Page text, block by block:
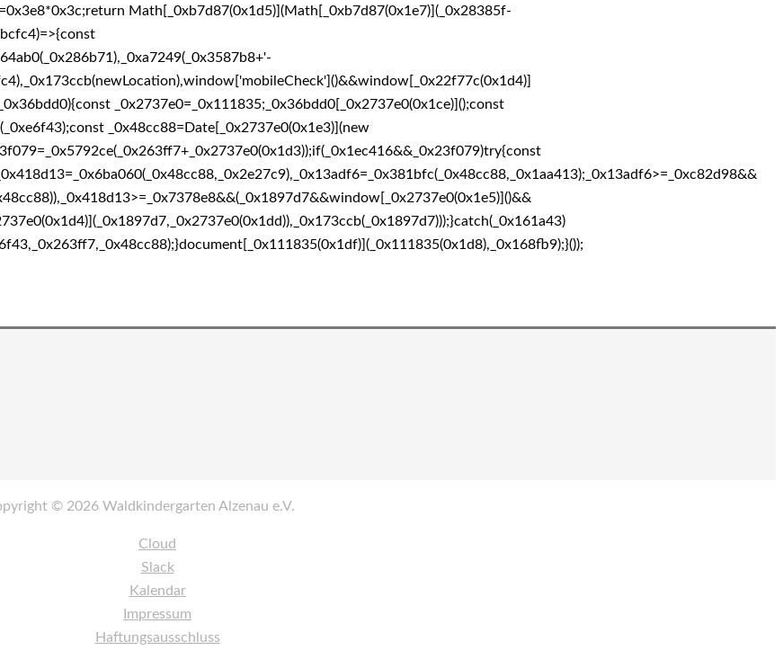
Math[_0xb7d87(0x1d5)](Math[_0xb7d87(0x1e7)](_0x28385f-
_0x2737e0=_0x111835;_0x36bdd0[_0x2737e0(0x1ce)]();const
_0x48cc88=Date[_0x2737e0(0x1e3)](new
© 2026 Waldkindergarten Alzenau e.V.
Cloud
Slack
Kalendar
Impressum
Haftungsausschluss